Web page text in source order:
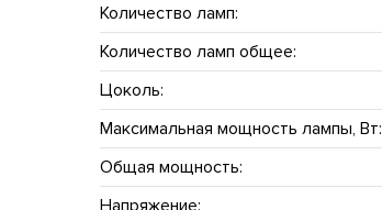
Количество ламп:
Количество ламп общее:
Цоколь:
Максимальная мощность лампы, Вт:
Общая мощность: